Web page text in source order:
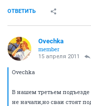
ОТВЕТИТЬ
Ovechka
member
15 апреля 2011
Ovechka
В нашем третьем подъезде
не начали,но сваи стоят